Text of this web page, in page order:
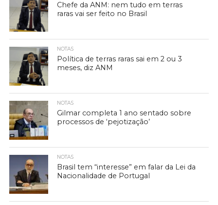
Chefe da ANM: nem tudo em terras
raras vai ser feito no Brasil
NOTAS
Política de terras raras sai em 2 ou 3
meses, diz ANM
NOTAS
Gilmar completa 1 ano sentado sobre
processos de ‘pejotização’
NOTAS
Brasil tem “interesse” em falar da Lei da
Nacionalidade de Portugal